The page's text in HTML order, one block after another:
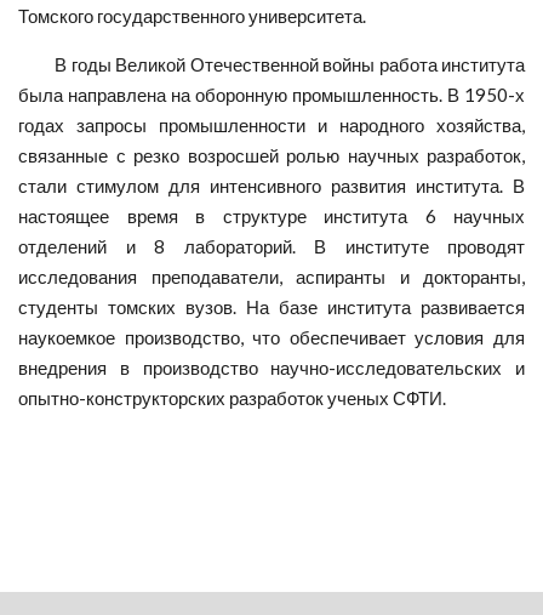
Томского государственного университета.
В годы Великой Отечественной войны работа института
была направлена на оборонную промышленность. В 1950-х
годах запросы промышленности и народного хозяйства,
связанные с резко возросшей ролью научных разработок,
стали стимулом для интенсивного развития института. В
настоящее время в структуре института 6 научных
отделений и 8 лабораторий. В институте проводят
исследования преподаватели, аспиранты и докторанты,
студенты томских вузов. На базе института развивается
наукоемкое производство, что обеспечивает условия для
внедрения в производство научно-исследовательских и
опытно-конструкторских разработок ученых СФТИ.